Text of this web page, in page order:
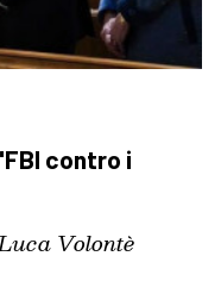
contro i
Volontè